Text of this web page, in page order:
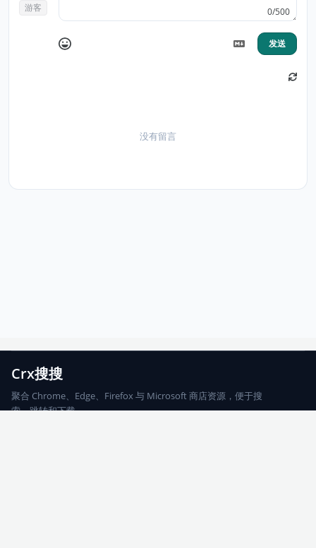
游客 0/500
发送
没有留言
Crx搜搜
聚合 Chrome、Edge、Firefox 与 Microsoft 商店资源，便于搜
索、跳转和下载。